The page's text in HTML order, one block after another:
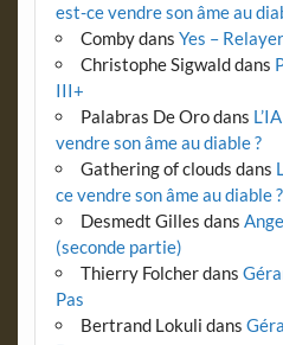
est-ce vendre son âme au
Combydans Yes – Relayer
Christophe Sigwalddans
III+
Palabras De Orodans
vendre son âme au diable ?
Gathering of clouds dans
ce vendre son âme au diable ?
Desmedt Gilles dans
(seconde partie)
Thierry Folcherdans
Pas
Bertrand Lokuli dans